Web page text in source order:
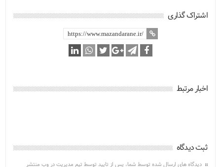
اشتراک گذاری
اخبار مرتبط
ثبت دیدگاه
دیدگاه های ارسال شده توسط شما، پس از تایید توسط تیم مدیریت در وب منتشر